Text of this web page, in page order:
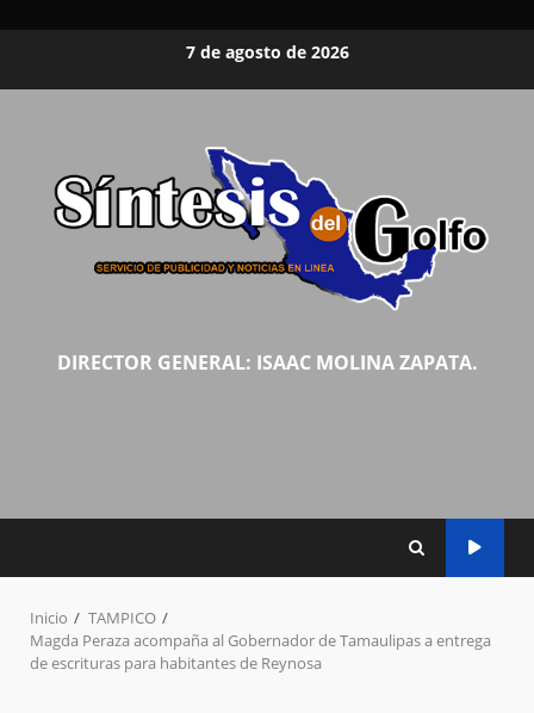
7 de agosto de 2026
DIRECTOR GENERAL: ISAAC MOLINA ZAPATA.
Inicio
TAMPICO
Magda Peraza acompaña al Gobernador de Tamaulipas a entrega
de escrituras para habitantes de Reynosa